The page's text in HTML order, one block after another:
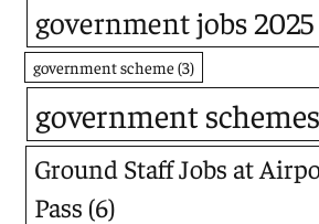
government jobs 2025
government scheme(3)
government schemes
Ground Staff Jobs at
Pass (6)